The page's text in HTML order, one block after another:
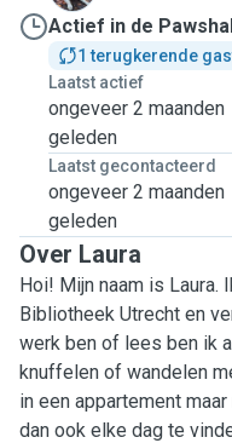
Actief in de
1 terugkerende
Laatst actief
ongeveer 2 maanden
geleden
Laatst gecontacteerd
ongeveer 2 maanden
geleden
Over Laura
Hoi! Mijn naam is
Bibliotheek Utrecht en
werk ben of lees ben ik
knuffelen of wandelen
in een appartement
dan ook elke dag te